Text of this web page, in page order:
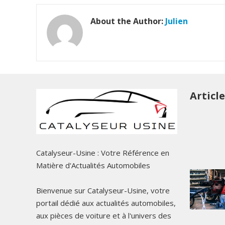
About the Author: Julien
Catalyseur-Usine : Votre Référence en
Matière d'Actualités Automobiles
Bienvenue sur Catalyseur-Usine, votre
portail dédié aux actualités automobiles,
aux pièces de voiture et à l'univers des